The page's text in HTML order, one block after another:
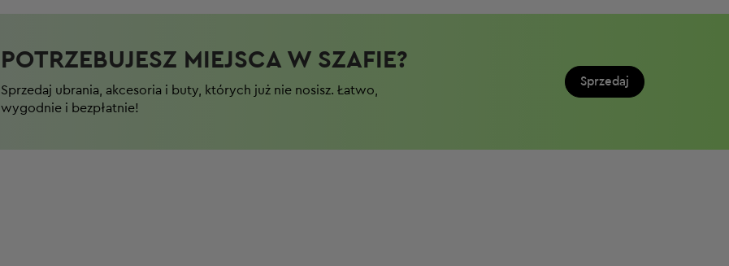
POTRZEBUJESZ MIEJSCA W SZAFIE?​
Sprzedaj ubrania, akcesoria i buty, których już nie nosisz. Łatwo,
wygodnie i bezpłatnie!
Sprzedaj